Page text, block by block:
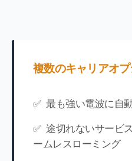
複数のキャリアオ
✅ 最も強い電波に自
✅ 途切れないサービ
ームレスローミング